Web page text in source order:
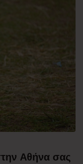
Αθήνα σας